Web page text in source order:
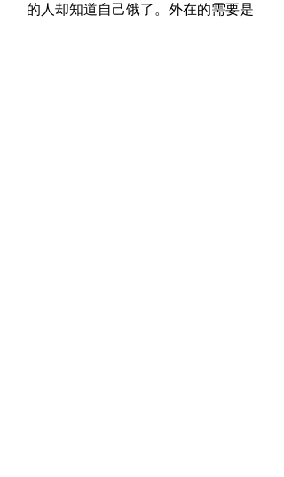
的人却知道自己饿了。外在的需要是